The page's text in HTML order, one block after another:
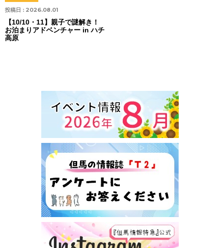
投稿日 : 2026.08.01
【10/10・11】親子で謎解き！
お泊まりアドベンチャー in ハチ
高原